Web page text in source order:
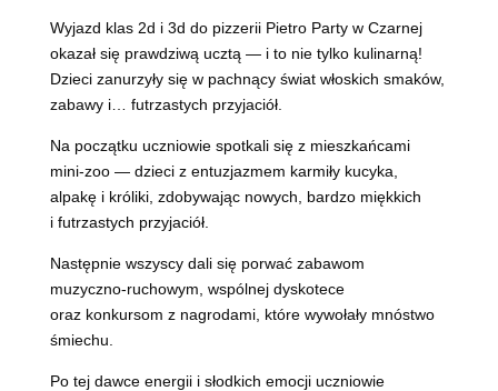
Wyjazd klas 2d i 3d do pizzerii Pietro Party w Czarnej
okazał się prawdziwą ucztą — i to nie tylko kulinarną!
Dzieci zanurzyły się w pachnący świat włoskich smaków,
zabawy i… futrzastych przyjaciół.
Na początku uczniowie spotkali się z mieszkańcami
mini‑zoo — dzieci z entuzjazmem karmiły kucyka,
alpakę i króliki, zdobywając nowych, bardzo miękkich
i futrzastych przyjaciół.
Następnie wszyscy dali się porwać zabawom
muzyczno‑ruchowym, wspólnej dyskotece
oraz konkursom z nagrodami, które wywołały mnóstwo
śmiechu.
Po tej dawce energii i słodkich emocji uczniowie